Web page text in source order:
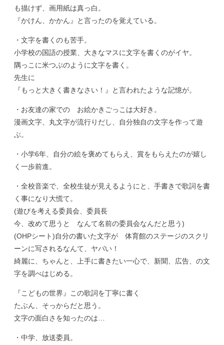
も描けず、画用紙は真っ白。
『かけん、かかん』と言ったのを覚えている。
・文字を書くのも苦手。
小学校の国語の授業、大きなマスに文字を書くのがイヤ。
隅っこに米つぶのように文字を書く。
先生に
『もっと大きく書きなさい！』と言われたような記憶が。
・お友達の家での お絵かきごっこは大好き。
漫画文字、丸文字が流行りだし、自分独自の文字を作って遊
ぶ。
・小学6年、自分の絵を褒めてもらえ、賞をもらえたのが嬉し
く一歩前進。
・全校音楽で、全校生徒が見えるようにと、手書きで歌詞を書
く事になり大慌て。
(遊びを考える委員会、委員長
今、改めて思うと なんて名前の委員会なんだと思う)
(OHPシート)自分の書いた文字が 体育館のステージのスクリ
ーンに写されるなんて、ヤバい！
綺麗に、ちゃんと、上手に書きたい一心で、新聞、広告、の文
字を調べはじめる。
『こどもの世界』この歌詞を丁寧に書く
たぶん、そっからだと思う。
文字の面白さを知ったのは…
・中学、放送委員。